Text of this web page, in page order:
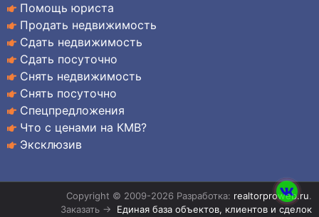
Помощь юриста
Продать недвижимость
Сдать недвижимость
Сдать посуточно
Снять недвижимость
Снять посуточно
Спецпредложения
Что с ценами на КМВ?
Эксклюзив
Copyright © 2009-2026 Разработка: realtorproweb.ru.
Заказать → Единая база объектов, клиентов и сделок